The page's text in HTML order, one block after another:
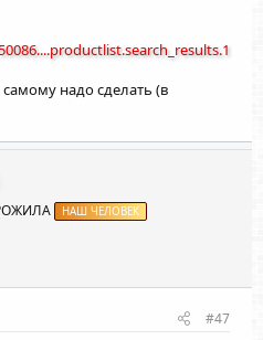
надо сделать (в
НАШ ЧЕЛОВЕК
#47